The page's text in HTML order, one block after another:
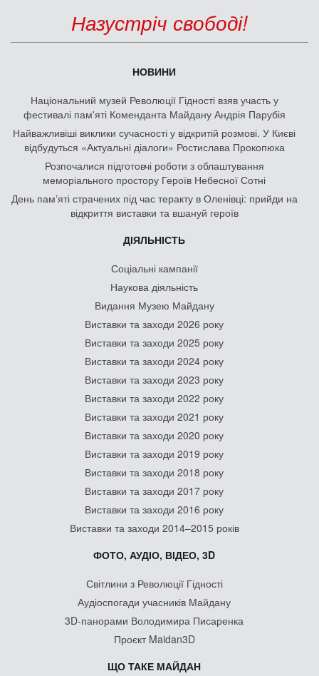
Назустріч свободі!
НОВИНИ
Національний музей Революції Гідності взяв участь у
фестивалі пам'яті Коменданта Майдану Андрія Парубія
Найважливіші виклики сучасності у відкритій розмові. У Києві
відбудуться «Актуальні діалоги» Ростислава Прокопюка
Розпочалися підготовчі роботи з облаштування
меморіального простору Героїв Небесної Сотні
День памʼяті страчених під час теракту в Оленівці: прийди на
відкриття виставки та вшануй героїв
ДІЯЛЬНІСТЬ
Соціальні кампанії
Наукова діяльність
Видання Музею Майдану
Виставки та заходи 2026 року
Виставки та заходи 2025 року
Виставки та заходи 2024 року
Виставки та заходи 2023 року
Виставки та заходи 2022 року
Виставки та заходи 2021 року
Виставки та заходи 2020 року
Виставки та заходи 2019 року
Виставки та заходи 2018 року
Виставки та заходи 2017 року
Виставки та заходи 2016 року
Виставки та заходи 2014–2015 років
ФОТО, АУДІО, ВІДЕО, 3D
Світлини з Революції Гідності
Аудіоспогади учасників Майдану
3D-панорами Володимира Писаренка
Проєкт Maidan3D
ЩО ТАКЕ МАЙДАН